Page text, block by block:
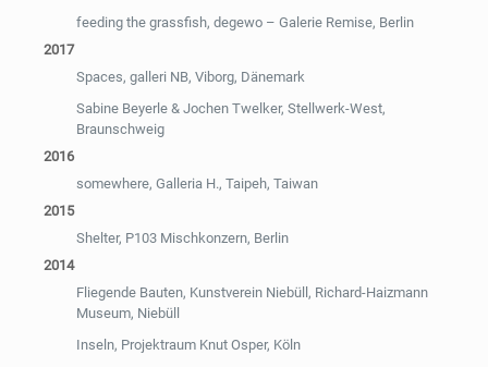
feeding the grassfish, degewo – Galerie Remise, Berlin
2017
Spaces, galleri NB, Viborg, Dänemark
Sabine Beyerle & Jochen Twelker, Stellwerk-West,
Braunschweig
2016
somewhere, Galleria H., Taipeh, Taiwan
2015
Shelter, P103 Mischkonzern, Berlin
2014
Fliegende Bauten, Kunstverein Niebüll, Richard-Haizmann
Museum, Niebüll
Inseln, Projektraum Knut Osper, Köln